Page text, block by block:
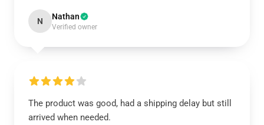
N Nathan
Verified owner
The product was good, had a shipping delay but still
arrived when needed.